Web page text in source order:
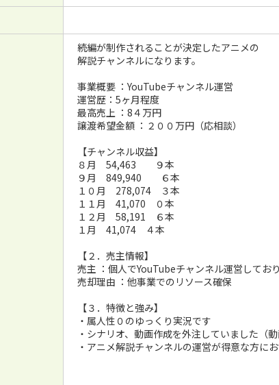
続編が制作されることが決定したアニメの
解説チャンネルになります。
事業概要 ：YouTubeチャンネル運営
運営歴：5ヶ月程度
最高売上 ：8４万円
譲渡希望金額 ：２００万円（応相談）
【チャンネル収益】
８月 54,463 ９本
９月 849,940 ６本
１０月 278,074 ３本
１１月 41,070 ０本
１２月 58,191 ６本
１月 41,074 ４本
【２．売主情報】
売主 ：個人でYouTubeチャンネル運営しており
売却理由 ：他事業でのリソース確保
【３．特徴と強み】
・属人性０のゆっくり実況です
・シナリオ、動画作成を外注していました（
・アニメ解説チャンネルの運営が得意な方にお